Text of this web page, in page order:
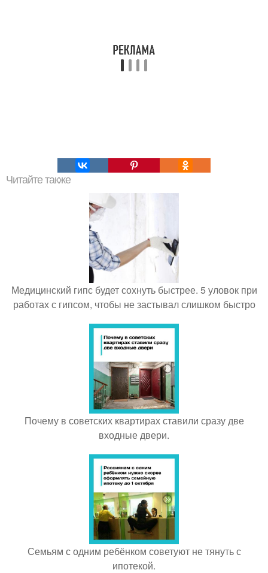
Читайте также
Медицинский гипс будет сохнуть быстрее. 5 уловок при
работах с гипсом, чтобы не застывал слишком быстро
Почему в советских квартирах ставили сразу две
входные двери.
Семьям с одним ребёнком советуют не тянуть с
ипотекой.